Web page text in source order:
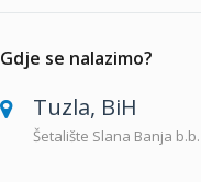
Gdje se nalazimo?
Tuzla, BiH
Šetalište Slana Banja b.b.